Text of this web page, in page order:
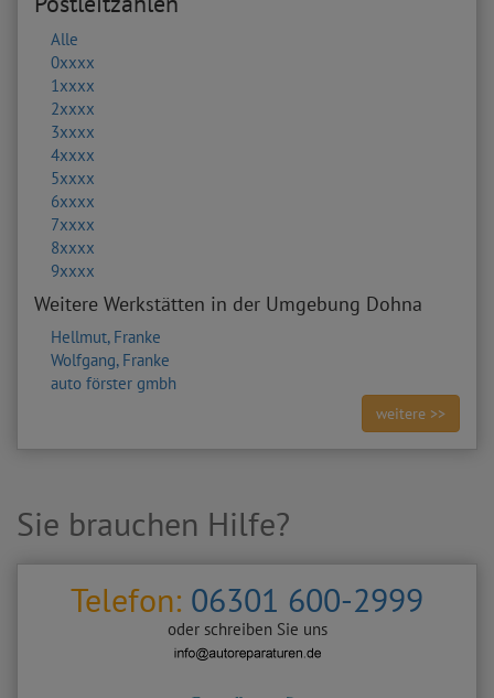
Alle
0xxxx
1xxxx
2xxxx
3xxxx
4xxxx
5xxxx
6xxxx
7xxxx
8xxxx
9xxxx
Weitere Werkstätten in der Umgebung Dohna
Hellmut, Franke
Wolfgang, Franke
auto förster gmbh
weitere >>
Sie brauchen Hilfe?
Telefon: 06301 600-2999
oder schreiben Sie uns